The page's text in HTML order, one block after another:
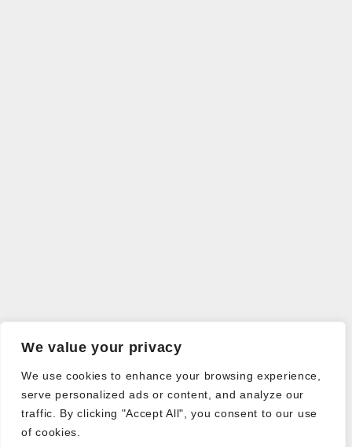
We value your privacy
We use cookies to enhance your browsing experience,
serve personalized ads or content, and analyze our
traffic. By clicking "Accept All", you consent to our use
of cookies.